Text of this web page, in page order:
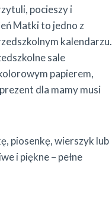
pocieszy i
Matki to jedno z
kalendarzu.
sale
papierem,
dla mamy musi
piosenkę, wierszyk lub
i piękne – pełne